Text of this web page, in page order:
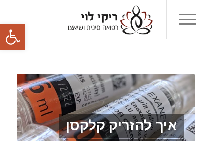
פתח
איך להזריק קלקסן